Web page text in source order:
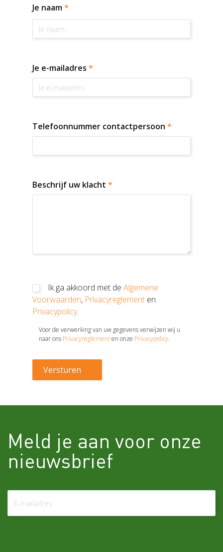
Je naam*
Je e-mailadres *
Telefoonnummer contactpersoon *
Beschrijf uw klacht *
Ik ga akkoord met de Algemene
Voorwaarden, Privacyreglement en
Privacypolicy.
Voor de verwerking van uw gegevens verwijzen wij u
naar ons Privacyreglementen onze Privacypolicy.
Meld je aan voor onze
nieuwsbrief